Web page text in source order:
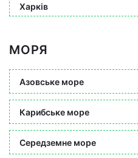
Харків
МОРЯ
Азовське море
Карибське море
Середземне море